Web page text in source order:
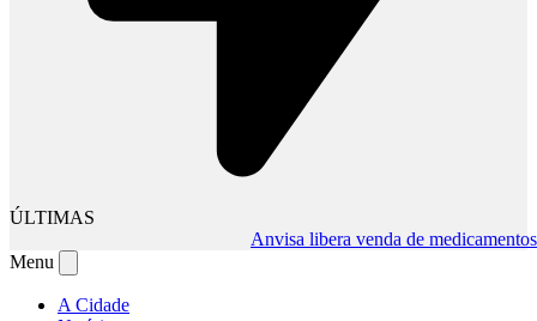
ÚLTIMAS
Anvisa libera venda de medicamentos
Menu
A Cidade